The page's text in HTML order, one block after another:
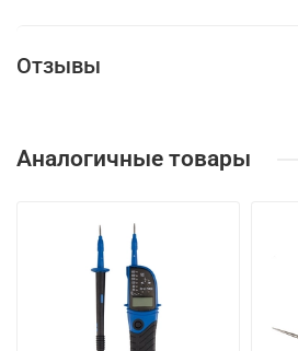
Отзывы
Аналогичные товары